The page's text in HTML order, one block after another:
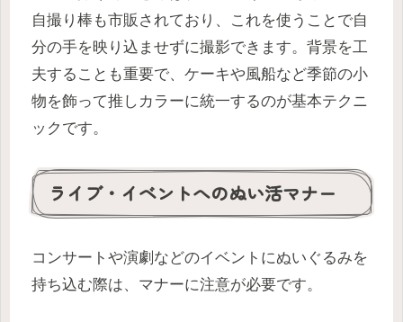
自撮り棒も市販されており、これを使うことで自
分の手を映り込ませずに撮影できます。背景を工
夫することも重要で、ケーキや風船など季節の小
物を飾って推しカラーに統一するのが基本テクニ
ックです。
ライブ・イベントへのぬい活マナー
コンサートや演劇などのイベントにぬいぐるみを
持ち込む際は、マナーに注意が必要です。